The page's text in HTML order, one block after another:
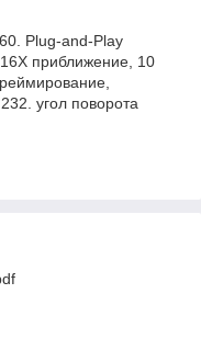
Plug-and-Play
приближение, 10
угол поворота